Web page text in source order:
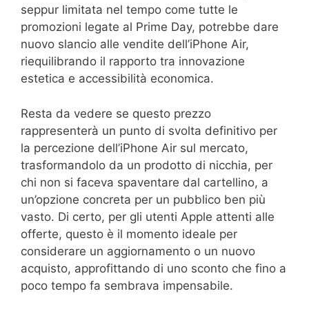
seppur limitata nel tempo come tutte le
promozioni legate al Prime Day, potrebbe dare
nuovo slancio alle vendite dell’iPhone Air,
riequilibrando il rapporto tra innovazione
estetica e accessibilità economica.
Resta da vedere se questo prezzo
rappresenterà un punto di svolta definitivo per
la percezione dell’iPhone Air sul mercato,
trasformandolo da un prodotto di nicchia, per
chi non si faceva spaventare dal cartellino, a
un’opzione concreta per un pubblico ben più
vasto. Di certo, per gli utenti Apple attenti alle
offerte, questo è il momento ideale per
considerare un aggiornamento o un nuovo
acquisto, approfittando di uno sconto che fino a
poco tempo fa sembrava impensabile.